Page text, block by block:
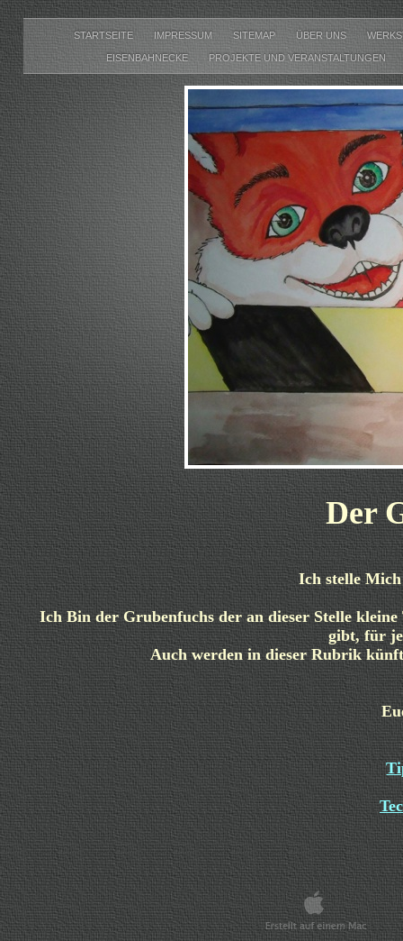
STARTSEITE IMPRESSUM SITEMAP ÜBER UNS
EISENBAHNECKE PROJEKTE UND VERANSTALTUNGEN
Der
Ich stelle
Ich Bin der Grubenfuchs der an dieser Stelle
gibt, für
Auch werden in dieser Rubrik